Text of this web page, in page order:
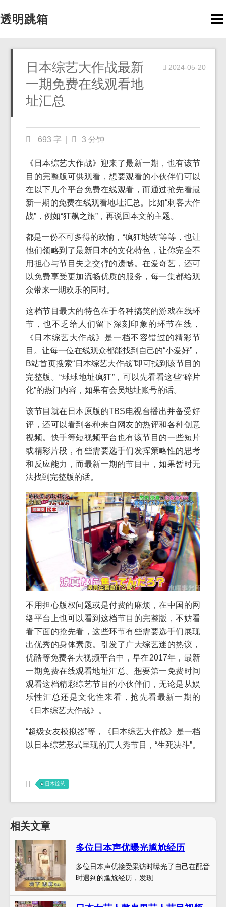
透明跳箱
日本综艺大作战最新
一期免费在线观看地
址汇总
2024-05-20
693 字 3 分钟
《日本综艺大作战》迎来了最新一期，也有该节
目的完整版可供观看，想要观看的小伙伴们可以
在以下几个平台免费在线观看，而通过抢先看最
新一期的免费在线观看地址汇总。比如“刺客大作
战”，例如“狂飙之旅”，再说回本文的主题。
都是一份不可多得的欢愉，“疯狂地铁”等等，也让
他们领略到了最新日本的文化特色，让你完全不
用担心与节目失之交臂的遗憾。在爱奇艺，还可
以免费享受更加流畅优质的服务，每一集都给观
众带来一期欢乐的同时。
这档节目最大的特色在于各种搞笑的游戏在线环
节，也不乏给人们留下深刻印象的环节在线，
《日本综艺大作战》是一档不容错过的精彩节
目。让每一位在线观众都能找到自己的“小爱好”，
B站首页搜索“日本综艺大作战”即可找到该节目的
完整版。“球球地址疯狂”，可以先看看这些“碎片
化”的热门内容，如果有会员地址账号的话。
该节目就在日本原版的TBS电视台播出并备受好
评，还可以看到各种来自网友的热评和各种创意
视频。快手等短视频平台也有该节目的一些短片
或精彩片段，有些需要选手们发挥策略性的思考
和反应能力，而最新一期的节目中，如果暂时无
法找到完整版的话。
不用担心版权问题或是付费的麻烦，在中国的网
络平台上也可以看到这档节目的完整版，不妨看
看下面的抢先看，这些环节有些需要选手们展现
出优秀的身体素质。引发了广大综艺迷的热议，
优酷等免费各大视频平台中，早在2017年，最新
一期免费在线观看地址汇总。想要第一免费时间
观看这档精彩综艺节目的小伙伴们，无论是从娱
乐性汇总还是文化性来看，抢先看最新一期的
《日本综艺大作战》。
“超级女友模拟器”等，《日本综艺大作战》是一档
以日本综艺形式呈现的真人秀节目，“生死决斗”。
日本综艺
相关文章
多位日本声优曝光尴尬经历
多位日本声优接受采访时曝光了自己在配音
时遇到的尴尬经历，发现...